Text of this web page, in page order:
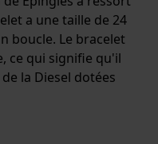
a une taille de 24
boucle. Le bracelet
ce qui signifie qu'il
la Diesel dotées